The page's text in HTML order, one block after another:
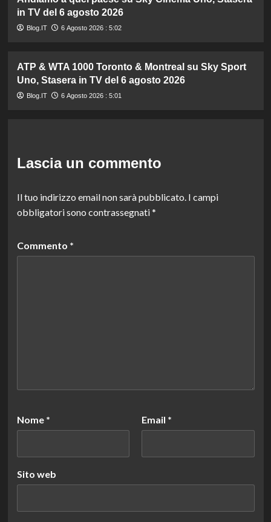
in TV del 6 agosto 2026
Blog.IT 6 Agosto 2026 : 5:02
ATP & WTA 1000 Toronto & Montreal su Sky Sport
Uno, Stasera in TV del 6 agosto 2026
Blog.IT 6 Agosto 2026 : 5:01
Lascia un commento
Il tuo indirizzo email non sarà pubblicato. I campi
obbligatori sono contrassegnati*
Commento *
Nome * Email *
Sito web